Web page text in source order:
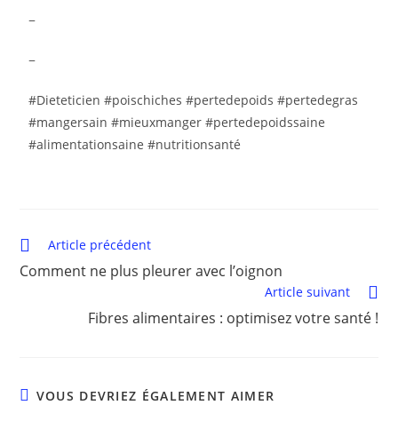
−
−
#Dieteticien #poischiches #pertedepoids #pertedegras
#mangersain #mieuxmanger #pertedepoidssaine
#alimentationsaine #nutritionsanté
Article précédent
Comment ne plus pleurer avec l’oignon
Article suivant
Fibres alimentaires : optimisez votre santé !
VOUS DEVRIEZ ÉGALEMENT AIMER